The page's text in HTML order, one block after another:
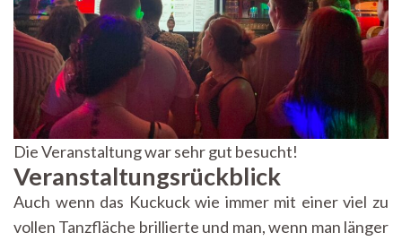
Die Veranstaltung war sehr gut besucht!
Veranstaltungsrückblick
Auch wenn das Kuckuck wie immer mit einer viel zu
vollen Tanzfläche brillierte und man, wenn man länger